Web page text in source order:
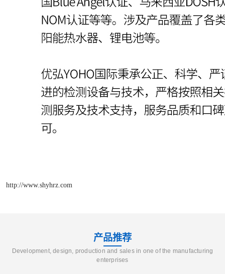
http://www.shyhrz.com
产品推荐
Development, design, production and sales in one of the manufacturing
enterprises